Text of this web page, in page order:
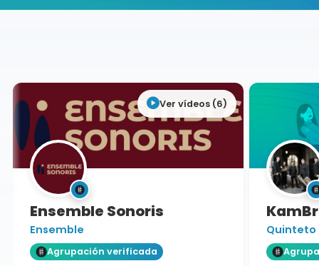
Buscador de músicos
Ver vídeos (6)
Ensemble Sonoris
Ensemble
Agrupación verificada
Quinteto